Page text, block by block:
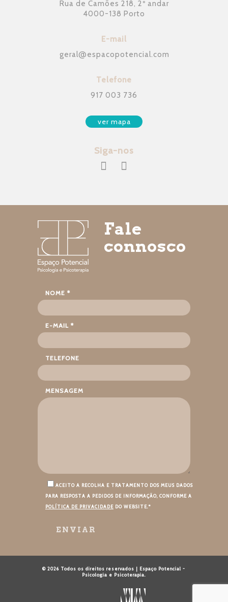
Rua de Camões 218, 2º andar
4000-138 Porto
E-mail
geral@espacopotencial.com
Telefone
917 003 736
ver mapa
Siga-nos
Fale
connosco
NOME *
E-MAIL *
TELEFONE
MENSAGEM
ACEITO A RECOLHA E TRATAMENTO DOS MEUS DADOS
PARA RESPOSTA A PEDIDOS DE INFORMAÇÃO, CONFORME A
POLÍTICA DE PRIVACIDADE DO WEBSITE.*
© 2026 Todos os direitos reservados | Espaço Potencial -
Psicologia e Psicoterapia.